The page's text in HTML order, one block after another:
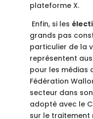
plateforme X.
Enfin, si les
grands pas
particulier de la
représentent
pour les médias
Fédération
secteur dans
adopté avec le
sur le traitement